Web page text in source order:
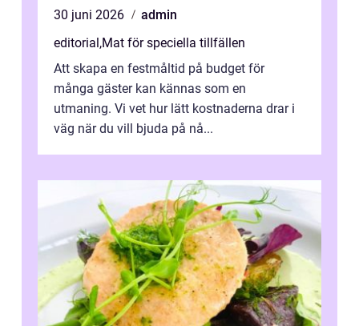
30 juni 2026
admin
editorial ,Mat för speciella tillfällen
Att skapa en festmåltid på budget för
många gäster kan kännas som en
utmaning. Vi vet hur lätt kostnaderna drar i
väg när du vill bjuda på nå...